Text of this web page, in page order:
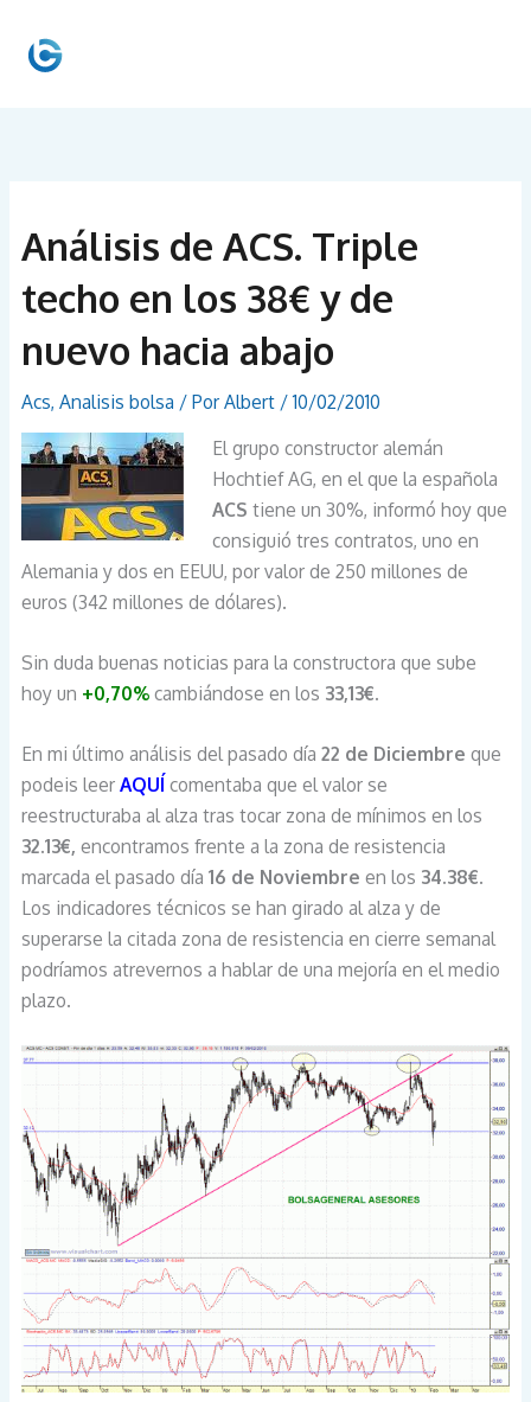
contenido
Análisis de ACS. Triple
techo en los 38€ y de
nuevo hacia abajo
Acs,Analisis bolsa / PorAlbert /10/02/2010
El grupo constructor alemán
Hochtief AG, en el que la española
ACS tiene un 30%, informó hoy que
consiguió tres contratos, uno en
Alemania y dos en EEUU, por valor de 250 millones de
euros (342 millones de dólares).
Sin duda buenas noticias para la constructora que sube
hoy un +0,70% cambiándose en los 33,13€.
En mi último análisis del pasado día22 de Diciembre que
podeis leerAQUÍ comentaba que el valor se
reestructuraba al alza tras tocar zona de mínimos en los
32.13€,encontramos frente a la zona de resistencia
marcada el pasado día16 de Noviembre en los 34.38€.
Los indicadores técnicos se han girado al alza y de
superarse la citada zona de resistencia en cierre semanal
podríamos atrevernos a hablar de una mejoría en el medio
plazo.